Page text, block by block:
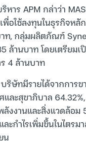
หาร APM กล่าว่า
พื่อใช้ลงทุนในธุรกิจ
ท, กลุ่มผลิตภัณฑ์
ล้านบาท โดยเตรียมเ
4 ล้านบาท
ษัทมีรายได้จากการ
และสุขาภิบาล
งานและสิ่งแวดล้อม
ะกำไรเพิ่มขึ้นในไตร
น